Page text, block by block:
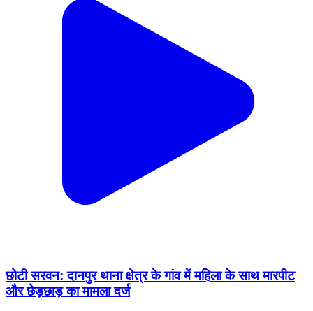
छोटी सरवन: दानपुर थाना क्षेत्र के गांव में महिला के साथ मारपीट
और छेड़छाड़ का मामला दर्ज